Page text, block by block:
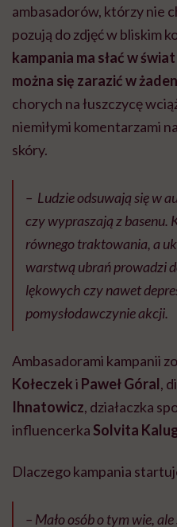
ambasadorów, którzy nie
pozują do zdjęć w bliskim
kampania ma słać w
można się zarazić w
chorych na łuszczycę
niemiłymi komentarzami
skóry.
– Ludzie odsuwają się w
czy wypraszają z basenu.
równego traktowania, a
warstwą ubrań prowadzi
lękowych czy nawet
pomysłodawczynie akcji.
Ambasadorami kampanii
Kołeczeki Paweł Góral,
Ihnatowicz, działaczka
influencerka Solvita
Dlaczego kampania
– Mało osób o tym wie,